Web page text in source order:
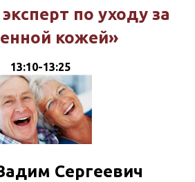
по уходу за
кожей»
13:10-13:25
Сергеевич